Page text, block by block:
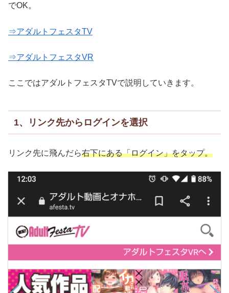
でOK。
⇒アダルトフェスタTV
⇒アダルトフェスタVR
ここではアダルトフェスタTVで説明していきます。
1、リンク先からログインを選択
リンク先に飛んだら右下にある「ログイン」をタップ。